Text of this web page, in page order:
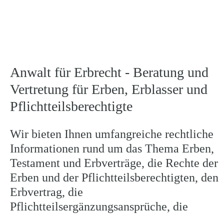
Anwalt für Erbrecht - Beratung und
Vertretung für Erben, Erblasser und
Pflichtteilsberechtigte
Wir bieten Ihnen umfangreiche rechtliche
Informationen rund um das Thema Erben,
Testament und Erbverträge, die Rechte der
Erben und der Pflichtteilsberechtigten, den
Erbvertrag, die
Pflichtteilsergänzungsansprüche, die